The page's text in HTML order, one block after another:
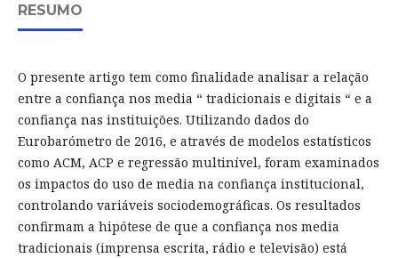
RESUMO
O presente artigo tem como finalidade analisar a relação
entre a confiança nos media “ tradicionais e digitais “ e a
confiança nas instituições. Utilizando dados do
Eurobarómetro de 2016, e através de modelos estatísticos
como ACM, ACP e regressão multinível, foram examinados
os impactos do uso de media na confiança institucional,
controlando variáveis sociodemográficas. Os resultados
confirmam a hipótese de que a confiança nos media
tradicionais (imprensa escrita, rádio e televisão) está